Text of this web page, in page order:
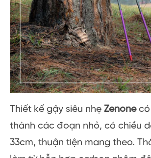
Thiết kế gậy siêu nhẹ Zenonecó
thành các đoạn nhỏ, có chiều
33cm, thuận tiện mang theo.